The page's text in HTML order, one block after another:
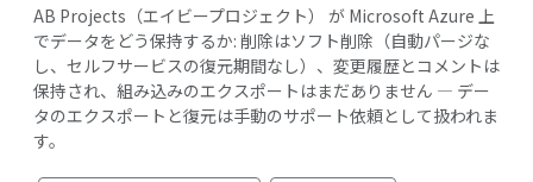
AB Projects（エイビープロジェクト） が Microsoft Azure 上
でデータをどう保持するか: 削除はソフト削除（自動パージな
し、セルフサービスの復元期間なし）、変更履歴とコメントは
保持され、組み込みのエクスポートはまだありません — デー
タのエクスポートと復元は手動のサポート依頼として扱われま
す。